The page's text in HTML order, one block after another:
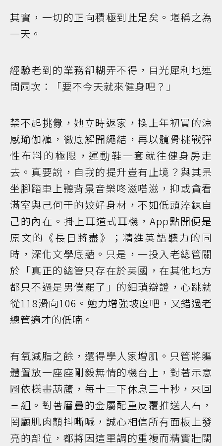
其實，一切的正向積極到此足矣。堪稱之為
一天。
經驗老到的業務卻糊弄不得，目光犀利地連
問兩次：「要不今天就來健身吧？」
禁不起挑釁，她立時返家，換上年初買的涼
感瑜伽褲，徹底解開繩結，再以髖骨挑戰彈
性布料的極限，運動鞋一套就往健身房走
去。真要說，自我的提升豈有止境？與其呆
坐腳踏車上聽背景音樂咚滋嗒滋，抑或貪看
滿室與己何干的姣好身材，不如低頭淬鍊自
己的內在。掛上耳道式耳機，App點開便是
原文的《長日將盡》；精進英語聽力的同
時，深化文學底蘊。只是，一投入老總管關
於「真正的總管只存在於英國，在其他地方
都只不過是男僕罷了」的細瑣辯證，心跳就
從118滑向106。勉力增強坡度吧，又錯過老
總管適才的低喃。
有氧減脂之餘，還得學人家增肌。只管將軀
體置放一座座剛毅無情的機台上，對著示意
圖依樣畫葫蘆，每十二下休息三十秒，來回
三組。對著層疊的金屬配重反覆推送大石，
罔顧肌肉顫抖嘶喊，誠心相信所有面板上發
亮的部位，都將因這單調的重複而精實壯闊